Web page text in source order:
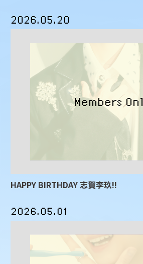
2026.05.20
HAPPY BIRTHDAY 志賀李玖!!
2026.05.01